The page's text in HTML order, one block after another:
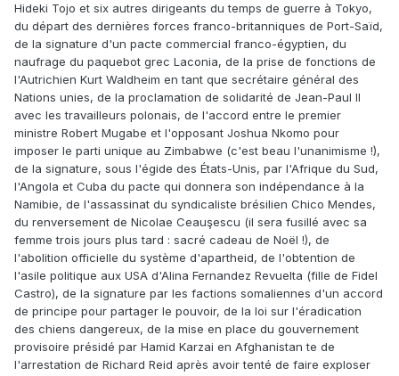
Hideki Tojo et six autres dirigeants du temps de guerre à Tokyo,
du départ des dernières forces franco-britanniques de Port-Saïd,
de la signature d'un pacte commercial franco-égyptien, du
naufrage du paquebot grec Laconia, de la prise de fonctions de
l'Autrichien Kurt Waldheim en tant que secrétaire général des
Nations unies, de la proclamation de solidarité de Jean-Paul II
avec les travailleurs polonais, de l'accord entre le premier
ministre Robert Mugabe et l'opposant Joshua Nkomo pour
imposer le parti unique au Zimbabwe (c'est beau l'unanimisme !),
de la signature, sous l'égide des États-Unis, par l'Afrique du Sud,
l'Angola et Cuba du pacte qui donnera son indépendance à la
Namibie, de l'assassinat du syndicaliste brésilien Chico Mendes,
du renversement de Nicolae Ceauşescu (il sera fusillé avec sa
femme trois jours plus tard : sacré cadeau de Noël !), de
l'abolition officielle du système d'apartheid, de l'obtention de
l'asile politique aux USA d'Alina Fernandez Revuelta (fille de Fidel
Castro), de la signature par les factions somaliennes d'un accord
de principe pour partager le pouvoir, de la loi sur l'éradication
des chiens dangereux, de la mise en place du gouvernement
provisoire présidé par Hamid Karzai en Afghanistan te de
l'arrestation de Richard Reid après avoir tenté de faire exploser